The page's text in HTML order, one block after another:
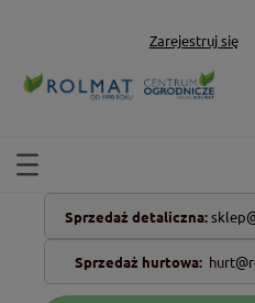
Zarejestruj się
Sprzedaż detaliczna:
Sprzedaż hurtowa: